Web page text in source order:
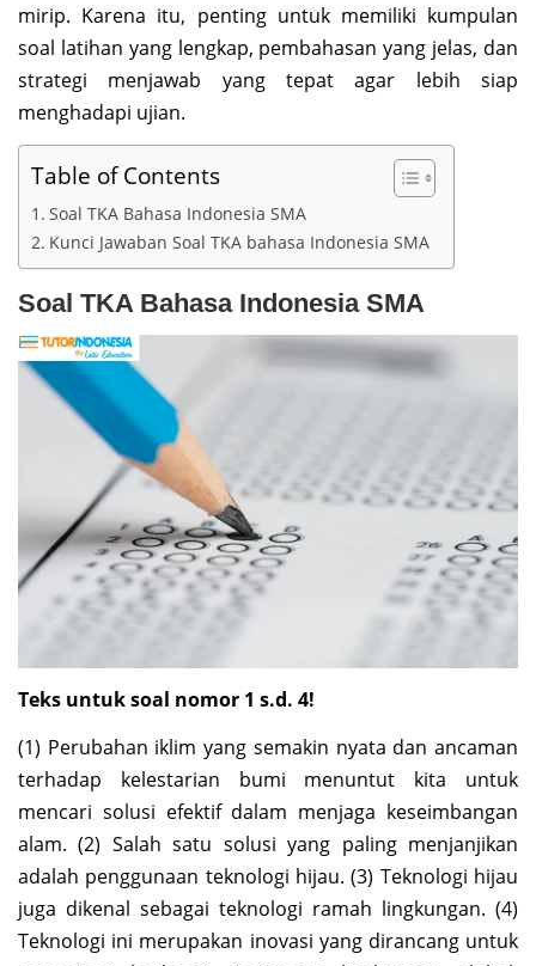
mirip. Karena itu, penting untuk memiliki kumpulan
soal latihan yang lengkap, pembahasan yang jelas, dan
strategi menjawab yang tepat agar lebih siap
menghadapi ujian.
Table of Contents
Soal TKA Bahasa Indonesia SMA
Kunci Jawaban Soal TKA bahasa Indonesia SMA
Soal TKA Bahasa Indonesia SMA
Teks untuk soal nomor 1 s.d. 4!
(1) Perubahan iklim yang semakin nyata dan ancaman
terhadap kelestarian bumi menuntut kita untuk
mencari solusi efektif dalam menjaga keseimbangan
alam. (2) Salah satu solusi yang paling menjanjikan
adalah penggunaan teknologi hijau. (3) Teknologi hijau
juga dikenal sebagai teknologi ramah lingkungan. (4)
Teknologi ini merupakan inovasi yang dirancang untuk